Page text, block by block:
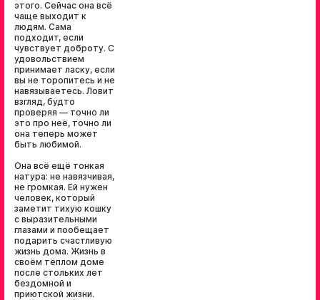
этого. Сейчас она всё
чаще выходит к
людям. Сама
подходит, если
чувствует доброту. С
удовольствием
принимает ласку, если
вы не торопитесь и не
навязываетесь. Ловит
взгляд, будто
проверяя — точно ли
это про неё, точно ли
она теперь может
быть любимой.
Она всё ещё тонкая
натура: не навязчивая,
не громкая. Ей нужен
человек, который
заметит тихую кошку
с выразительными
глазами и пообещает
подарить счастливую
жизнь дома. Жизнь в
своём тёплом доме
после стольких лет
бездомной и
приютской жизни.